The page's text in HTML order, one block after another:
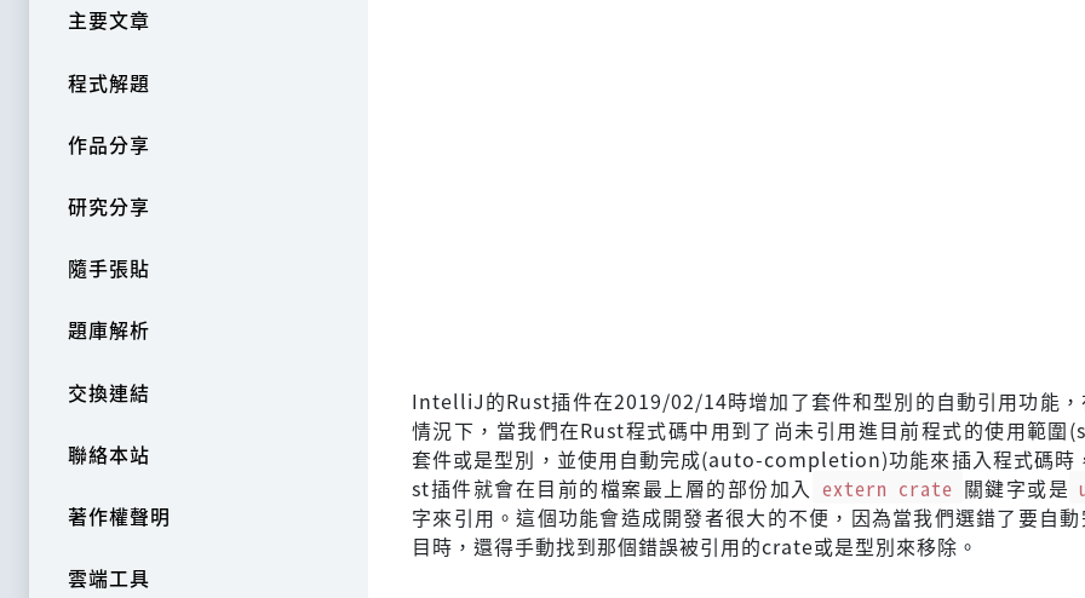
主要文章
程式解題
作品分享
研究分享
隨手張貼
題庫解析
交換連結
聯絡本站
著作權聲明
雲端工具
IntelliJ的Rust插件在2019/02/14時增加了套件和型別的自動引用功能，
情況下，當我們在Rust程式碼中用到了尚未引用進目前程式的使用範圍
套件或是型別，並使用自動完成(auto-completion)功能來插入程式碼時
st插件就會在目前的檔案最上層的部份加入 extern crate 關鍵字或是
字來引用。這個功能會造成開發者很大的不便，因為當我們選錯了要自
目時，還得手動找到那個錯誤被引用的crate或是型別來移除。